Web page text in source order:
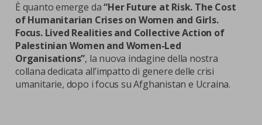
È quanto emerge da“Her Future at Risk. The Cost
of Humanitarian Crises on Women and Girls.
Focus. Lived Realities and Collective Action of
Palestinian Women and Women-Led
Organisations”, la nuova indagine della nostra
collana dedicata all’impatto di genere delle crisi
umanitarie, dopo i focus su Afghanistan e Ucraina.